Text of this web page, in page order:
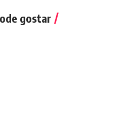
gostar